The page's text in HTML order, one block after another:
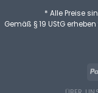
* Alle Preise
Gemäß § 19 UStG